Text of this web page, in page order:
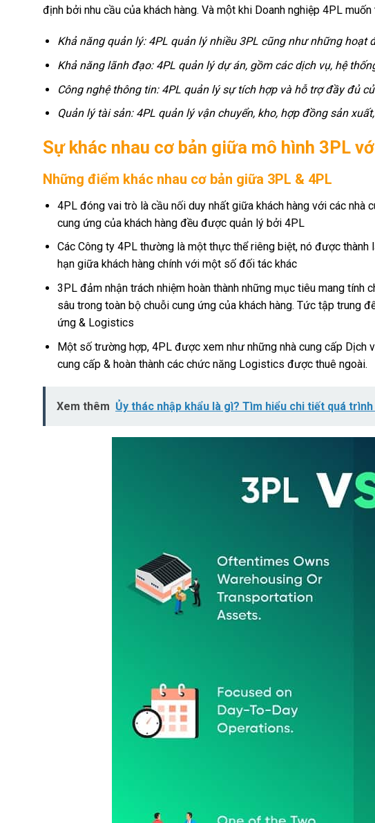
định bởi nhu cầu của khách hàng. Và một khi Doanh nghiệp 4PL
Khả năng quản lý: 4PL quản lý nhiều 3PL cũng như những hoạt
Khả năng lãnh đạo: 4PL quản lý dự án, gồm các dịch vụ, hệ
Công nghệ thông tin: 4PL quản lý sự tích hợp và hỗ trợ đầy đủ
Quản lý tài sản: 4PL quản lý vận chuyển, kho, hợp đồng sản
Sự khác nhau cơ bản giữa mô hình 3PL
Những điểm khác nhau cơ bản giữa 3PL & 4PL
4PL đóng vai trò là cầu nối duy nhất giữa khách hàng với các
cung ứng của khách hàng đều được quản lý bởi 4PL
Các Công ty 4PL thường là một thực thể riêng biệt, nó được
hạn giữa khách hàng chính với một số đối tác khác
3PL đảm nhận trách nhiệm hoàn thành những mục tiêu mang
sâu trong toàn bộ chuỗi cung ứng của khách hàng. Tức tập trung
ứng & Logistics
Một số trường hợp, 4PL được xem như những nhà cung cấp
cung cấp & hoàn thành các chức năng Logistics được thuê ngoài.
Xem thêm Ủy thác nhập khẩu là gì? Tìm hiểu chi tiết quá